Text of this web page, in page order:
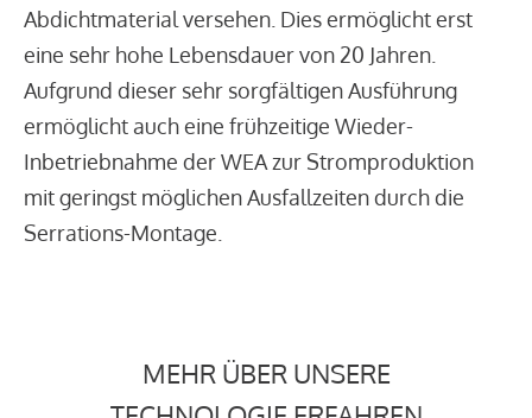
Abdichtmaterial versehen. Dies ermöglicht erst
eine sehr hohe Lebensdauer von 20 Jahren.
Aufgrund dieser sehr sorgfältigen Ausführung
ermöglicht auch eine frühzeitige Wieder-
Inbetriebnahme der WEA zur Stromproduktion
mit geringst möglichen Ausfallzeiten durch die
Serrations-Montage.
MEHR ÜBER UNSERE